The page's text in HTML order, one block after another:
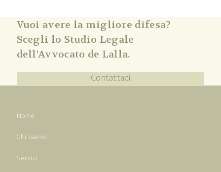
Vuoi avere la migliore difesa?
Scegli lo Studio Legale
dell'Avvocato de Lalla.
Contattaci
Home
Chi Siamo
Servizi